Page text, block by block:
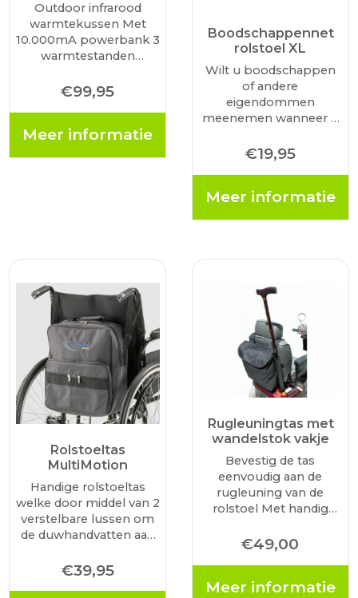
Outdoor infrarood
warmtekussen Met
10.000mA powerbank 3
warmtestanden
handgreep
Waterafstotende stof
hoogste stand
€99,95
Meer informatie
Boodschappennet
rolstoel XL
Wilt u boodschappen
of andere
eigendommen
meenemen wanneer u
rolstoel? Met een
handbereik. Het is
bevestigen…
€19,95
Meer informatie
Rolstoeltas
MultiMotion
Handige rolstoeltas
welke door middel van 2
verstelbare lussen om
de duwhandvatten aan
kan worden. De tas is
voorzien van 4 ruimtes
€39,95
Rugleuningtas met
wandelstok vakje
Bevestig de tas
eenvoudig aan de
rugleuning van de
rolstoel Met handig
wandelstok Extra
opbergruimte voor
eigendommen
€49,00
Meer informatie